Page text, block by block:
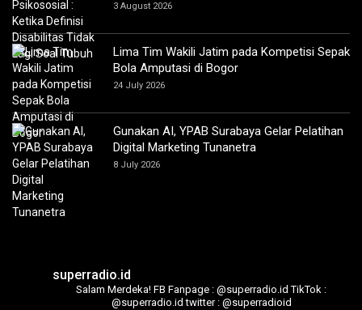
3 August 2026
Lima Tim Wakili Jatim pada Kompetisi Sepak
Bola Amputasi di Bogor
24 July 2026
Gunakan AI, YPAB Surabaya Gelar Pelatihan
Digital Marketing Tunanetra
8 July 2026
superradio.id
Salam Merdeka! FB Fanpage : @superradio.id TikTok :
@superradio.id twitter : @superradioid